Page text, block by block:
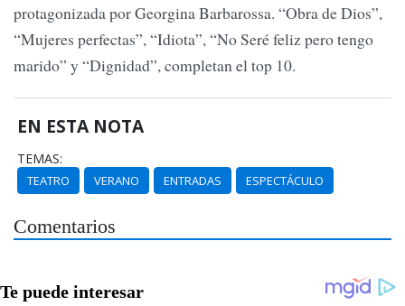
protagonizada por Georgina Barbarossa. “Obra de Dios”,
“Mujeres perfectas”, “Idiota”, “No Seré feliz pero tengo
marido” y “Dignidad”, completan el top 10.
EN ESTA NOTA
TEMAS:
TEATRO VERANO ENTRADAS ESPECTÁCULO
Comentarios